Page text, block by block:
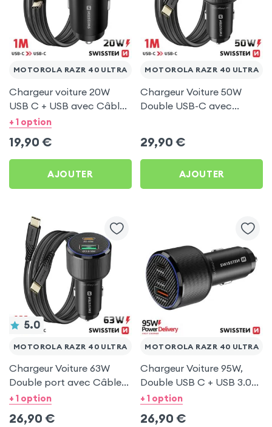
MOTOROLA RAZR 40 ULTRA
Chargeur voiture 20W
USB C + USB avec Câble
type C Swissten pour
+ 1 option
19,90 €
AJOUTER
MOTOROLA RAZR 40 ULTRA
Chargeur Voiture 50W
Double USB-C avec
29,90 €
AJOUTER
5.0
MOTOROLA RAZR 40 ULTRA
Chargeur Voiture 63W
Double port avec Câble
USB C 1m pour Motorola
+ 1 option
26,90 €
MOTOROLA RAZR 40 ULTRA
Chargeur Voiture 95W,
Double USB C + USB 3.0
pour Motorola Razr 40
+ 1 option
26,90 €